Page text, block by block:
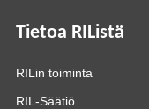
Tietoa RIListä
RILin toiminta
RIL-Säätiö